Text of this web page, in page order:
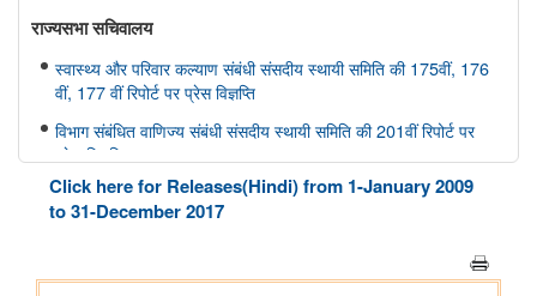
राज्यसभा सचिवालय
स्वास्थ्य और परिवार कल्याण संबंधी संसदीय स्थायी समिति की 175वीं, 176
वीं, 177 वीं रिपोर्ट पर प्रेस विज्ञप्ति
विभाग संबंधित वाणिज्य संबंधी संसदीय स्थायी समिति की 201वीं रिपोर्ट पर
प्रेस विज्ञप्ति
राज्यसभा के सभापति द्वारा ऐतिहासिक भारत छोड़ो आंदोलन की 84वीं वर्षगांठ
पर दिए गए भाषण का मूल पाठ
Click here for Releases(Hindi) from 1-January 2009
to 31-December 2017